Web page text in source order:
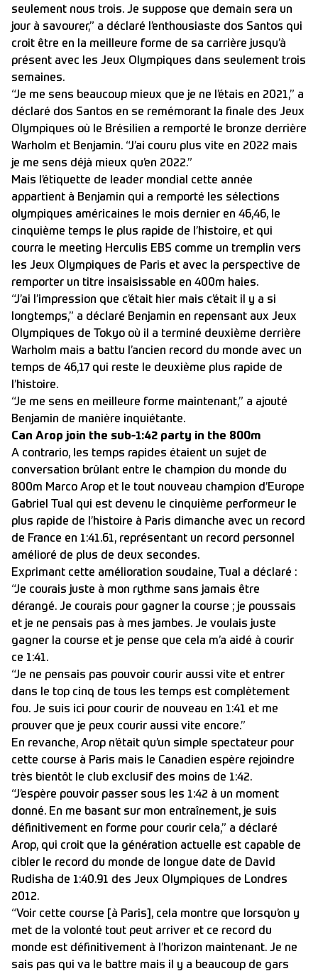
seulement nous trois. Je suppose que demain sera un
jour à savourer,” a déclaré l’enthousiaste dos Santos qui
croit être en la meilleure forme de sa carrière jusqu’à
présent avec les Jeux Olympiques dans seulement trois
semaines.
“Je me sens beaucoup mieux que je ne l’étais en 2021,” a
déclaré dos Santos en se remémorant la finale des Jeux
Olympiques où le Brésilien a remporté le bronze derrière
Warholm et Benjamin. “J’ai couru plus vite en 2022 mais
je me sens déjà mieux qu’en 2022.”
Mais l’étiquette de leader mondial cette année
appartient à Benjamin qui a remporté les sélections
olympiques américaines le mois dernier en 46,46, le
cinquième temps le plus rapide de l’histoire, et qui
courra le meeting Herculis EBS comme un tremplin vers
les Jeux Olympiques de Paris et avec la perspective de
remporter un titre insaisissable en 400m haies.
“J’ai l’impression que c’était hier mais c’était il y a si
longtemps,” a déclaré Benjamin en repensant aux Jeux
Olympiques de Tokyo où il a terminé deuxième derrière
Warholm mais a battu l’ancien record du monde avec un
temps de 46,17 qui reste le deuxième plus rapide de
l’histoire.
“Je me sens en meilleure forme maintenant,” a ajouté
Benjamin de manière inquiétante.
Can Arop join the sub-1:42 party in the 800m
A contrario, les temps rapides étaient un sujet de
conversation brûlant entre le champion du monde du
800m Marco Arop et le tout nouveau champion d’Europe
Gabriel Tual qui est devenu le cinquième performeur le
plus rapide de l’histoire à Paris dimanche avec un record
de France en 1:41.61, représentant un record personnel
amélioré de plus de deux secondes.
Exprimant cette amélioration soudaine, Tual a déclaré :
“Je courais juste à mon rythme sans jamais être
dérangé. Je courais pour gagner la course ; je poussais
et je ne pensais pas à mes jambes. Je voulais juste
gagner la course et je pense que cela m’a aidé à courir
ce 1:41.
“Je ne pensais pas pouvoir courir aussi vite et entrer
dans le top cinq de tous les temps est complètement
fou. Je suis ici pour courir de nouveau en 1:41 et me
prouver que je peux courir aussi vite encore.”
En revanche, Arop n’était qu’un simple spectateur pour
cette course à Paris mais le Canadien espère rejoindre
très bientôt le club exclusif des moins de 1:42.
“J’espère pouvoir passer sous les 1:42 à un moment
donné. En me basant sur mon entraînement, je suis
définitivement en forme pour courir cela,” a déclaré
Arop, qui croit que la génération actuelle est capable de
cibler le record du monde de longue date de David
Rudisha de 1:40.91 des Jeux Olympiques de Londres
2012.
“Voir cette course [à Paris], cela montre que lorsqu’on y
met de la volonté tout peut arriver et ce record du
monde est définitivement à l’horizon maintenant. Je ne
sais pas qui va le battre mais il y a beaucoup de gars